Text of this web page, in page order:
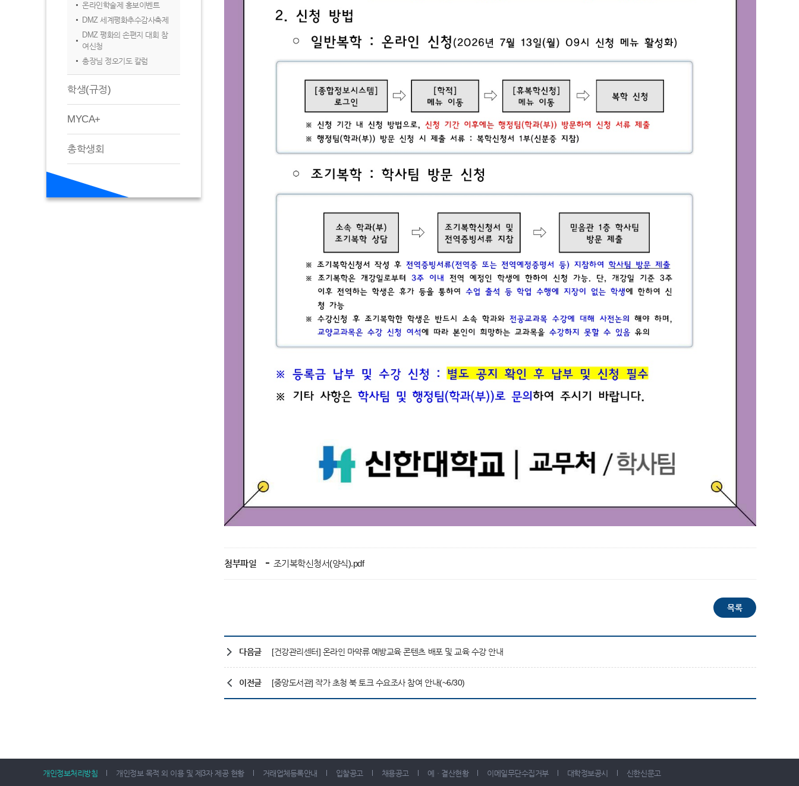
온라인학술제 홍보이벤트
DMZ 세계평화추수감사축제
DMZ 평화의 손편지 대회 참
여신청
총장님 정오기도 칼럼
학생(규정)
MYCA+
총학생회
첨부파일 조기복학신청서(양식).pdf
다음글 [건강관리센터] 온라인 마약류 예방교육 콘텐츠 배포 및 교육 수강 안내
이전글 [중앙도서관] 작가 초청 북 토크 수요조사 참여 안내(~6/30)
개인정보처리방침 개인정보 목적 외 이용 및 제3자 제공 현황 거래업체등록안내 입찰공고 채용공고 예ㆍ결산현황 이메일무단수집거부 대학정보공시 신한신문고